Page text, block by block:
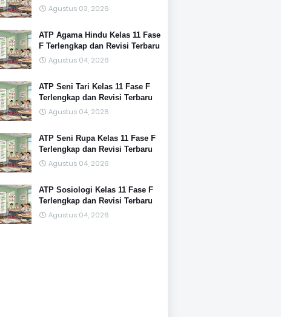
Agustus 03, 2026
ATP Agama Hindu Kelas 11 Fase
F Terlengkap dan Revisi Terbaru
Agustus 04, 2026
ATP Seni Tari Kelas 11 Fase F
Terlengkap dan Revisi Terbaru
Agustus 04, 2026
ATP Seni Rupa Kelas 11 Fase F
Terlengkap dan Revisi Terbaru
Agustus 04, 2026
ATP Sosiologi Kelas 11 Fase F
Terlengkap dan Revisi Terbaru
Agustus 04, 2026